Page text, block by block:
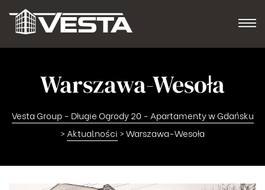
Warszawa-Wesoła
Vesta Group - Długie Ogrody 20 - Apartamenty w Gdańsku
> Aktualności >Warszawa-Wesoła